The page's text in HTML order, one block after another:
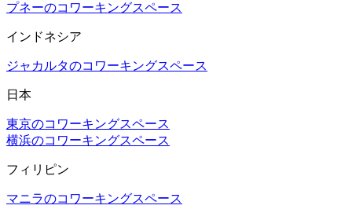
プネーのコワーキングスペース
インドネシア
ジャカルタのコワーキングスペース
日本
東京のコワーキングスペース
横浜のコワーキングスペース
フィリピン
マニラのコワーキングスペース